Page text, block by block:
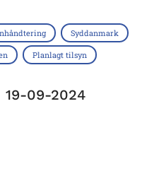
Syddanmark
Planlagt tilsyn
19-09-2024